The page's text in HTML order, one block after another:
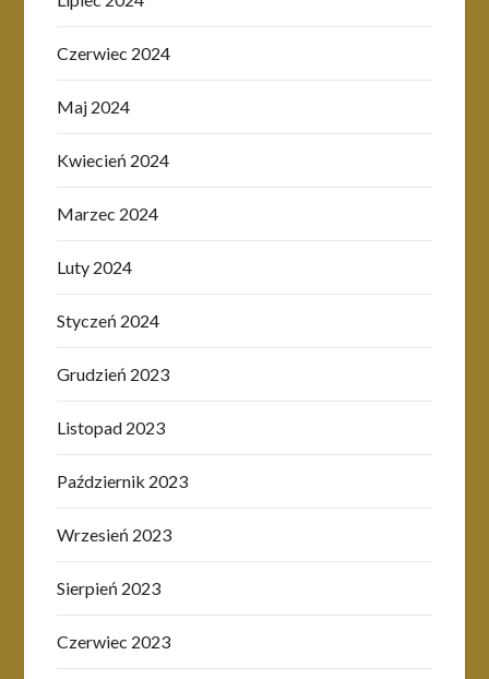
Czerwiec 2024
Maj 2024
Kwiecień 2024
Marzec 2024
Luty 2024
Styczeń 2024
Grudzień 2023
Listopad 2023
Październik 2023
Wrzesień 2023
Sierpień 2023
Czerwiec 2023